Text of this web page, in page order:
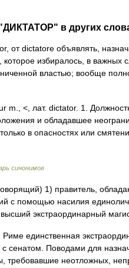
в других
от dictatore объявлять,
которое избиралось, в важных
властью; вообще
m., <, лат. dictator. 1.
и обладавшее
только в опасностях или
синонимов
1) правитель,
с помощью насилия
высший экстраординарный
единственная
сенатом. Поводами для
требовавшие неотложных,